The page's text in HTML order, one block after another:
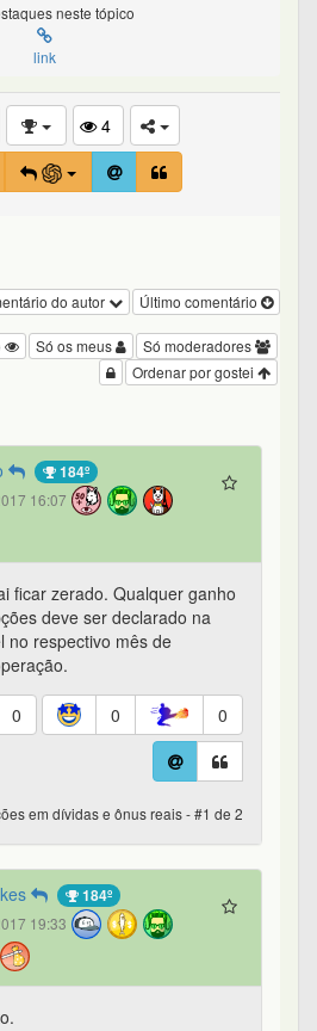
neste tópico
link
4
Último comentário
do autor
Só moderadores
Só os meus
Ordenar por gostei
184º
16:07
ficar zerado. Qualquer ganho
deve ser declarado na
no respectivo mês de
0 0 0
em dívidas e ônus reais - #1 de 2
184º
19:33